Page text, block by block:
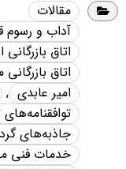
مقالات
آداب و رسوم
اتاق
اتاق
امیر عابدی ,
جاذبه‌های
خدمات فنی